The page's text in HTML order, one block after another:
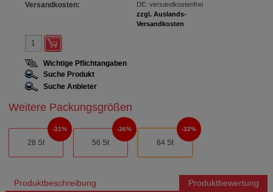
Versandkosten:
DE: versandkostenfrei
zzgl. Auslands-
Versandkosten
Wichtige Pflichtangaben
Suche Produkt
Suche Anbieter
Weitere Packungsgrößen
28 St
31%
56 St
36%
84 St
32%
Produktbeschreibung Produktbewertung